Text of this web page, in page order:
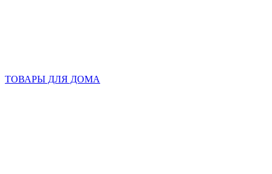
ТОВАРЫ ДЛЯ ДОМА